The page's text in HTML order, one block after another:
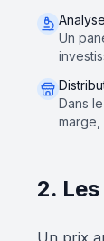
Un
Dans
2.